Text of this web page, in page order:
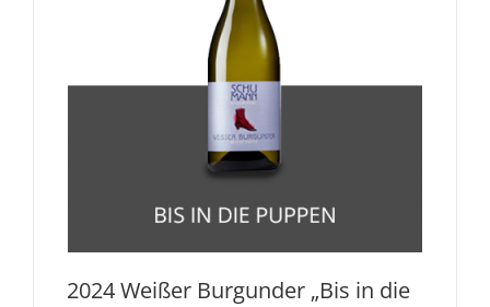
2024 Weißer Burgunder „Bis in die